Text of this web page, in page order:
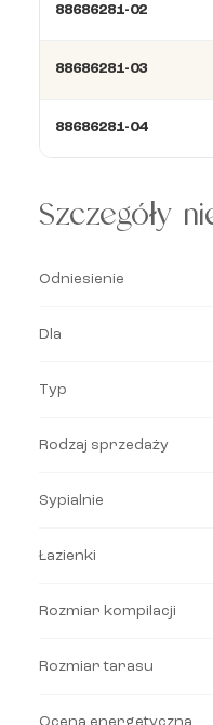
88686281-02
88686281-03
88686281-04
Szczegóły
Odniesienie
Dla
Typ
Rodzaj sprzedaży
Sypialnie
Łazienki
Rozmiar kompilacji
Rozmiar tarasu
Ocena energetyczna